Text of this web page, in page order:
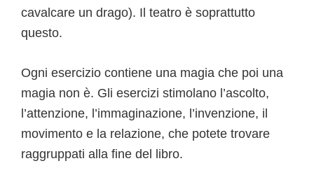
cavalcare un drago). Il teatro è soprattutto
questo.
Ogni esercizio contiene una magia che poi una
magia non è. Gli esercizi stimolano l’ascolto,
l’attenzione, l’immaginazione, l’invenzione, il
movimento e la relazione, che potete trovare
raggruppati alla fine del libro.